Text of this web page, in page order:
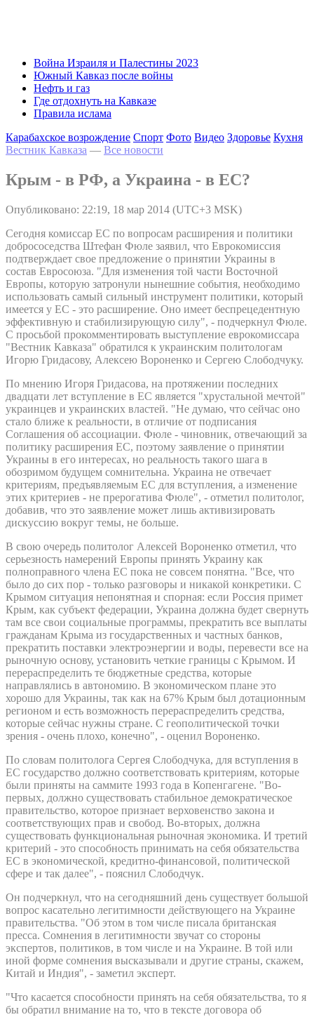
Война Израиля и Палестины 2023
Южный Кавказ после войны
Нефть и газ
Где отдохнуть на Кавказе
Правила ислама
Карабахское возрождение Спорт Фото Видео Здоровье Кухня
Вестник Кавказа — Все новости
Крым - в РФ, а Украина - в ЕС?
Опубликовано: 22:19, 18 мар 2014 (UTC+3 MSK)
Сегодня комиссар ЕС по вопросам расширения и политики
добрососедства Штефан Фюле заявил, что Еврокомиссия
подтверждает свое предложение о принятии Украины в
состав Евросоюза. "Для изменения той части Восточной
Европы, которую затронули нынешние события, необходимо
использовать самый сильный инструмент политики, который
имеется у ЕС - это расширение. Оно имеет беспрецедентную
эффективную и стабилизирующую силу", - подчеркнул Фюле.
С просьбой прокомментировать выступление еврокомиссара
"Вестник Кавказа" обратился к украинским политологам
Игорю Гридасову, Алексею Вороненко и Сергею Слободчуку.
По мнению Игоря Гридасова, на протяжении последних
двадцати лет вступление в ЕС является "хрустальной мечтой"
украинцев и украинских властей. "Не думаю, что сейчас оно
стало ближе к реальности, в отличие от подписания
Соглашения об ассоциации. Фюле - чиновник, отвечающий за
политику расширения ЕС, поэтому заявление о принятии
Украины в его интересах, но реальность такого шага в
обозримом будущем сомнительна. Украина не отвечает
критериям, предъявляемым ЕС для вступления, а изменение
этих критериев - не прерогатива Фюле", - отметил политолог,
добавив, что это заявление может лишь активизировать
дискуссию вокруг темы, не больше.
В свою очередь политолог Алексей Вороненко отметил, что
серьезность намерений Европы принять Украину как
полноправного члена ЕС пока не совсем понятна. "Все, что
было до сих пор - только разговоры и никакой конкретики. С
Крымом ситуация непонятная и спорная: если Россия примет
Крым, как субъект федерации, Украина должна будет свернуть
там все свои социальные программы, прекратить все выплаты
гражданам Крыма из государственных и частных банков,
прекратить поставки электроэнергии и воды, перевести все на
рыночную основу, установить четкие границы с Крымом. И
перераспределить те бюджетные средства, которые
направлялись в автономию. В экономическом плане это
хорошо для Украины, так как на 67% Крым был дотационным
регионом и есть возможность перераспределить средства,
которые сейчас нужны стране. С геополитической точки
зрения - очень плохо, конечно", - оценил Вороненко.
По словам политолога Сергея Слободчука, для вступления в
ЕС государство должно соответствовать критериям, которые
были приняты на саммите 1993 года в Копенгагене. "Во-
первых, должно существовать стабильное демократическое
правительство, которое признает верховенство закона и
соответствующих прав и свобод. Во-вторых, должна
существовать функциональная рыночная экономика. И третий
критерий - это способность принимать на себя обязательства
ЕС в экономической, кредитно-финансовой, политической
сфере и так далее", - пояснил Слободчук.
Он подчеркнул, что на сегодняшний день существует большой
вопрос касательно легитимности действующего на Украине
правительства. "Об этом в том числе писала британская
пресса. Сомнения в легитимности звучат со стороны
экспертов, политиков, в том числе и на Украине. В той или
иной форме сомнения высказывали и другие страны, скажем,
Китай и Индия", - заметил эксперт.
"Что касается способности принять на себя обязательства, то я
бы обратил внимание на то, что в тексте договора об